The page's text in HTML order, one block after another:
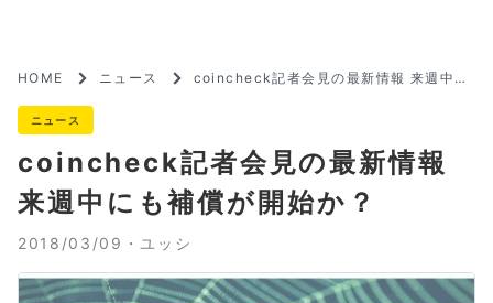
HOME ニュース
coincheck記者会見の最新情報 来週中に
ニュース
coincheck記者会見の最新情報
来週中にも補償が開始か？
2018/03/09・ ユッシ